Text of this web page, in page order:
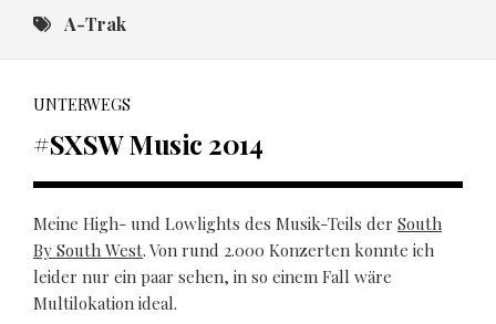
A-Trak
UNTERWEGS
#SXSW Music 2014
Meine High- und Lowlights des Musik-Teils der South
By South West. Von rund 2.000 Konzerten konnte ich
leider nur ein paar sehen, in so einem Fall wäre
Multilokation ideal.